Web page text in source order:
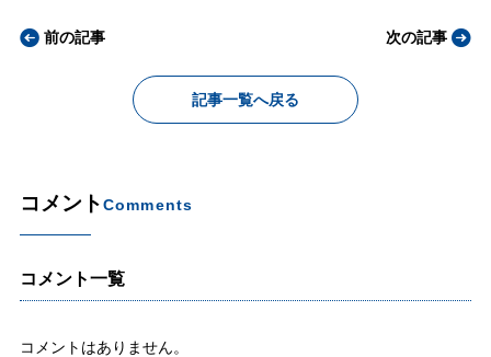
前の記事
記事一覧へ戻る
次の記事
コメントComments
コメント一覧
コメントはありません。